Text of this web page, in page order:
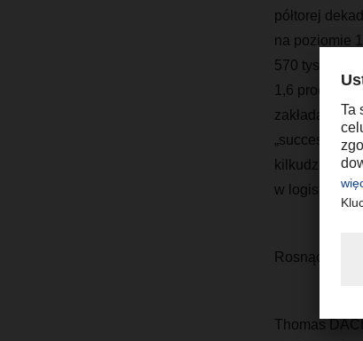
półtorej
na poziomie
570 tys. ton
1,6 proc.
zakładała
„success
w logistyce”.
Rosnąca sieć
Thomas